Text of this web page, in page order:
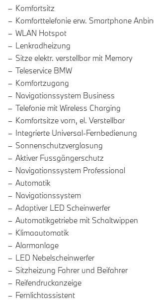
Komfortsitz
Komforttelefonie erw. Smartphone
WLAN Hotspot
Lenkradheizung
Sitze elektr. verstellbar mit Memory
Teleservice BMW
Komfortzugang
Navigationssystem Business
Telefonie mit Wireless Charging
Komfortsitze vorn, el. Verstellbar
Integrierte Universal-Fernbedienung
Sonnenschutzverglasung
Aktiver Fussgängerschutz
Navigationssystem Professional
Automatik
Navigationssystem
Adaptiver LED Scheinwerfer
Automatikgetriebe mit Schaltwippen
Klimaautomatik
Alarmanlage
LED Nebelscheinwerfer
Sitzheizung Fahrer und Beifahrer
Reifendruckanzeige
Fernlichtassistent